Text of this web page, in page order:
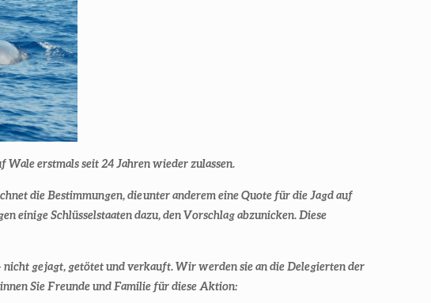
erstmals seit 24 Jahren wieder zulassen.
die Bestimmungen, dieunter anderem eine Quote für die Jagd auf
einige Schlüsselstaaten dazu, den Vorschlag abzunicken. Diese
nicht gejagt, getötet und verkauft. Wir werden sie an die Delegierten der
Sie Freunde und Familie für diese Aktion: